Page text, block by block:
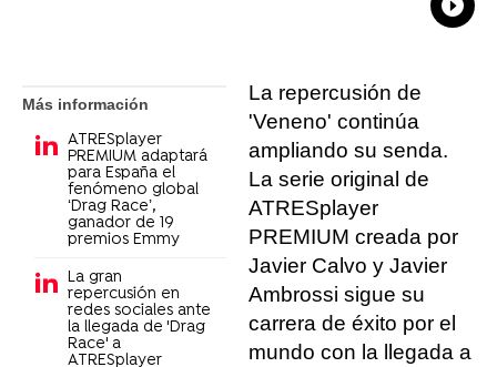
Más información
ATRESplayer
PREMIUM adaptará
para España el
fenómeno global
‘Drag Race’,
ganador de 19
premios Emmy
La gran
repercusión en
redes sociales ante
la llegada de 'Drag
Race' a
ATRESplayer
La repercusión de
'Veneno' continúa
ampliando su senda.
La serie original de
ATRESplayer
PREMIUM creada por
Javier Calvo y Javier
Ambrossi sigue su
carrera de éxito por el
mundo con la llegada a